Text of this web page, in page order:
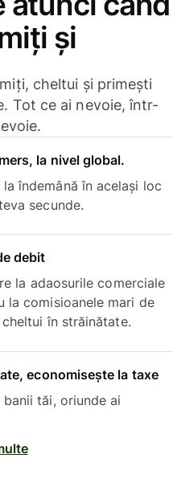
și
cheltui și primești
Tot ce ai nevoie, într-
la nivel global.
îndemână în același loc
secunde.
debit
la adaosurile comerciale
la comisioanele mari de
în străinătate.
economisește la taxe
tăi, oriunde ai